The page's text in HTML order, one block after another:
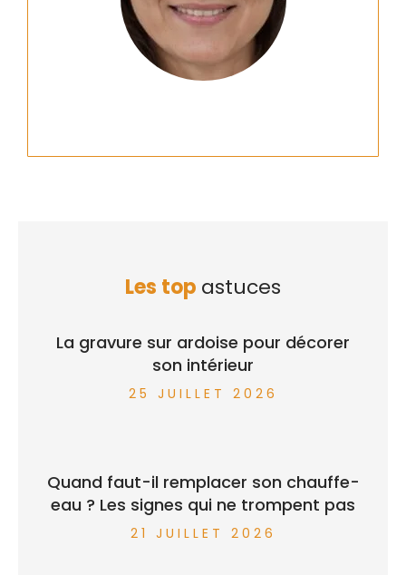
Les top astuces
La gravure sur ardoise pour décorer
son intérieur
25 JUILLET 2026
Quand faut-il remplacer son chauffe-
eau ? Les signes qui ne trompent pas
21 JUILLET 2026